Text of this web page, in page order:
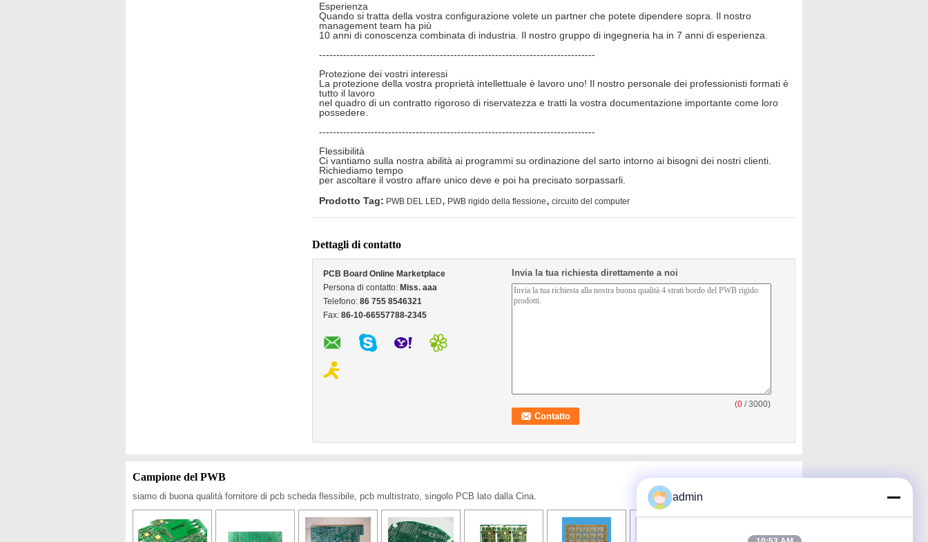
Esperienza
Quando si tratta della vostra configurazione volete un partner che potete dipendere sopra. Il nostro
management team ha più
10 anni di conoscenza combinata di industria. Il nostro gruppo di ingegneria ha in 7 anni di esperienza.
--------------------------------------------------------------------------------
Protezione dei vostri interessi
La protezione della vostra proprietà intellettuale è lavoro uno! Il nostro personale dei professionisti formati è
tutto il lavoro
nel quadro di un contratto rigoroso di riservatezza e tratti la vostra documentazione importante come loro
possedere.
--------------------------------------------------------------------------------
Flessibilità
Ci vantiamo sulla nostra abilità ai programmi su ordinazione del sarto intorno ai bisogni dei nostri clienti.
Richiediamo tempo
per ascoltare il vostro affare unico deve e poi ha precisato sorpassarli.
Prodotto Tag: PWB DEL LED, PWB rigido della flessione, circuito del computer
Dettagli di contatto
PCB Board Online Marketplace
Persona di contatto: Miss. aaa
Telefono: 86 755 8546321
Fax: 86-10-66557788-2345
Invia la tua richiesta direttamente a noi
(0 / 3000)
Campione del PWB
siamo di buona qualità fornitore di pcb scheda flessibile, pcb multistrato, singolo PCB lato dalla Cina. admin